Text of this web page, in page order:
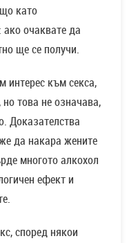
като
очаквате да
ще се получи.
към секса,
това не означава,
Доказателства
да накара жените
многото алкохол
ефект и
според някои